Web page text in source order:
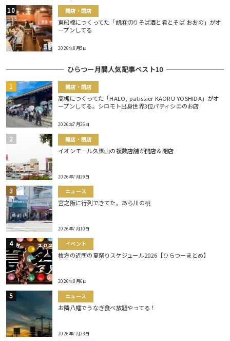
開店・閉店
東船橋につくってた「胡麻切りそば酒と肴とそば おおの」がオ
ープンしてる
2026年8月5日
ひらつー月間人気記事ベスト10
開店・閉店
高槻につくってた「HALO, patissier KAORU YOSHIDA」がオ
ープンしてる。シロモト出身世界3位パティシエのお店
2026年7月26日
開店・閉店
イオンモール久御山の複数店舗が開店＆閉店
2026年7月29日
ニュース
宮之阪に行列できてた。あら川の桃
2026年7月10日
イベント
枚方の近所の夏祭りスケジュール2026【ひらつーまとめ】
2026年8月6日
ニュース
お隣八幡でうなぎ食べ放題やってる！
2026年7月23日